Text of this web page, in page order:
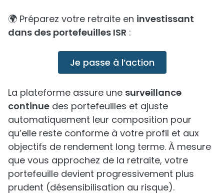
🌍 Préparez votre retraite en investissant
dans des portefeuilles ISR :
Je passe à l’action
La plateforme assure une surveillance
continue des portefeuilles et ajuste
automatiquement leur composition pour
qu’elle reste conforme à votre profil et aux
objectifs de rendement long terme. À mesure
que vous approchez de la retraite, votre
portefeuille devient progressivement plus
prudent (désensibilisation au risque).